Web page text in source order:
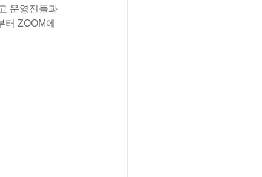
운영진들과
ZOOM에